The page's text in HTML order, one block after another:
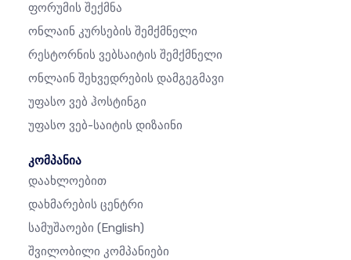
Ფორუმის Შექმნა
Ონლაინ Კურსების Შემქმნელი
Რესტორნის Ვებსაიტის Შემქმნელი
Ონლაინ Შეხვედრების Დამგეგმავი
Უფასო Ვებ Ჰოსტინგი
Უფასო Ვებ-Საიტის Დიზაინი
კომპანია
Დაახლოებით
Დახმარების Ცენტრი
Სამუშაოები (English)
Შვილობილი Კომპანიები